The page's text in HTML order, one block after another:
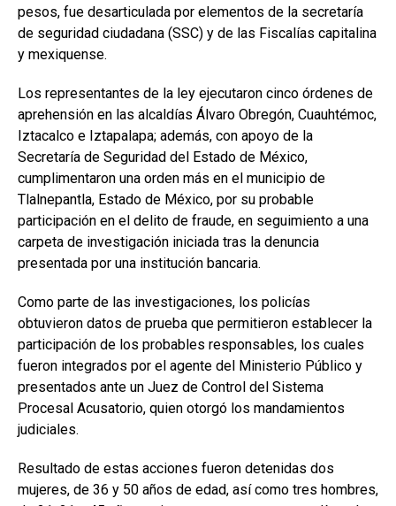
pesos, fue desarticulada por elementos de la secretaría
de seguridad ciudadana (SSC) y de las Fiscalías capitalina
y mexiquense.
Los representantes de la ley ejecutaron cinco órdenes de
aprehensión en las alcaldías Álvaro Obregón, Cuauhtémoc,
Iztacalco e Iztapalapa; además, con apoyo de la
Secretaría de Seguridad del Estado de México,
cumplimentaron una orden más en el municipio de
Tlalnepantla, Estado de México, por su probable
participación en el delito de fraude, en seguimiento a una
carpeta de investigación iniciada tras la denuncia
presentada por una institución bancaria.
Como parte de las investigaciones, los policías
obtuvieron datos de prueba que permitieron establecer la
participación de los probables responsables, los cuales
fueron integrados por el agente del Ministerio Público y
presentados ante un Juez de Control del Sistema
Procesal Acusatorio, quien otorgó los mandamientos
judiciales.
Resultado de estas acciones fueron detenidas dos
mujeres, de 36 y 50 años de edad, así como tres hombres,